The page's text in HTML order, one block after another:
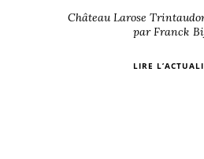
Château Larose
par Franck
LIRE